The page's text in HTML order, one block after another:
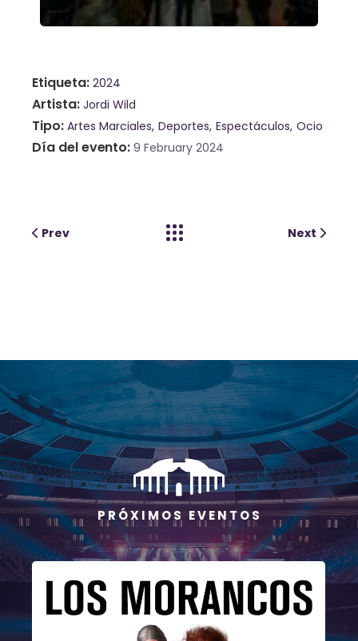
Etiqueta 2024
Artista Jordi Wild
Tipo Artes Marciales Deportes Espectáculos Ocio
Día del evento 9 February 2024
Prev Next
P R Ó X I M O S E V E N T O S